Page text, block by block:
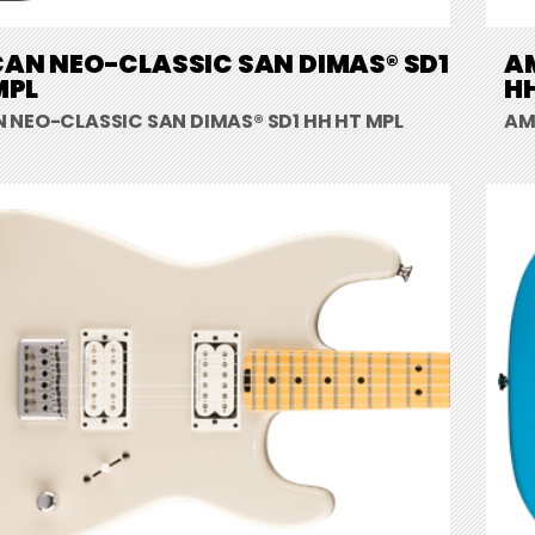
NEO-CLASSIC SAN DIMAS® SD1
NEO-CLASSIC SAN DIMAS® SD1 HH HT MPL